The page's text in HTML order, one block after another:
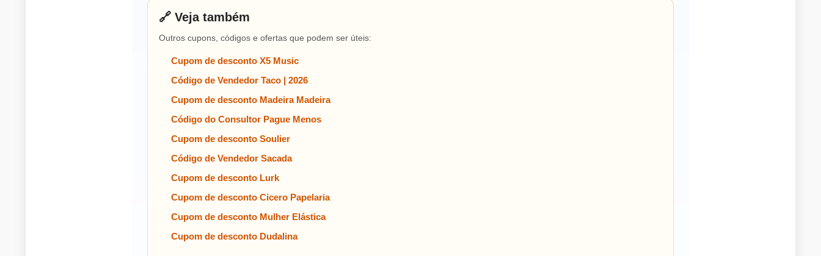
🔗 Veja também
Outros cupons, códigos e ofertas que podem ser úteis:
Cupom de desconto X5 Music
Código de Vendedor Taco | 2026
Cupom de desconto Madeira Madeira
Código do Consultor Pague Menos
Cupom de desconto Soulier
Código de Vendedor Sacada
Cupom de desconto Lurk
Cupom de desconto Cicero Papelaria
Cupom de desconto Mulher Elástica
Cupom de desconto Dudalina